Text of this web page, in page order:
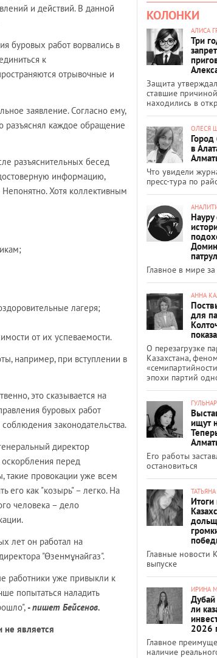
и действий. В данной
буровых работ ворвались в
к
отрывочные и
заявление. Согласно ему,
разъяснял каждое обращение
разъяснительных бесед
информацию,
Хотя коллективным
лагеря;
от их успеваемости.
например, при вступлении в
это сказывается на
буровых работ
законодательства.
директор
перед
такие провокации уже всем
его как "козырь" – легко. На
человека – дело
лет он работал на
"Өзенмұнайгаз".
работники уже привыкли к
попытаться наладить
- пишет Бейсенов.
не является
КОЛОНКИ
АЛИСА
Три
Защита
ставшие
находились в
ОЛЕСЯ
в
Что увидели
пресс-тура по
Главное в мире за
АННА
для
О перезагрузке
Казахстана,
эпохи партий
ищут
Его работы
остановиться
Главные новости
выпуске
ИРИНА
Дубай
ли
2026
Главное
наличие